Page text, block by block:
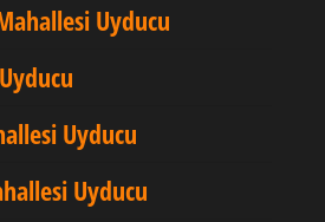
Uyducu
Uyducu
Uyducu